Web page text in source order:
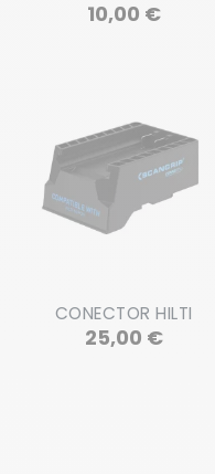
10,00 €Precio
CONECTOR HILTI
25,00 €Precio